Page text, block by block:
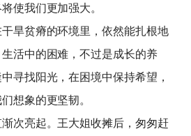
使我们更加强大。
旱贫瘠的环境里，依然能扎根地
活中的困难，不过是成长的养
寻找阳光，在困境中保持希望，
想象的更坚韧。
次亮起。王大姐收摊后，匆匆赶